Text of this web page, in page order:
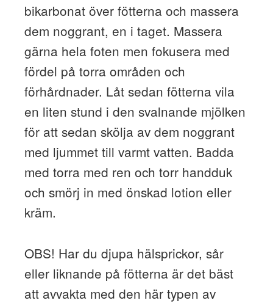
bikarbonat över fötterna och massera
dem noggrant, en i taget. Massera
gärna hela foten men fokusera med
fördel på torra områden och
förhårdnader. Låt sedan fötterna vila
en liten stund i den svalnande mjölken
för att sedan skölja av dem noggrant
med ljummet till varmt vatten. Badda
med torra med ren och torr handduk
och smörj in med önskad lotion eller
kräm.
OBS! Har du djupa hälsprickor, sår
eller liknande på fötterna är det bäst
att avvakta med den här typen av